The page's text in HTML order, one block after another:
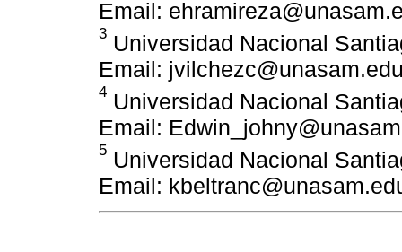
Email:
3 Universidad Nacional
Email:
4 Universidad Nacional
Email:
5 Universidad Nacional
Email: